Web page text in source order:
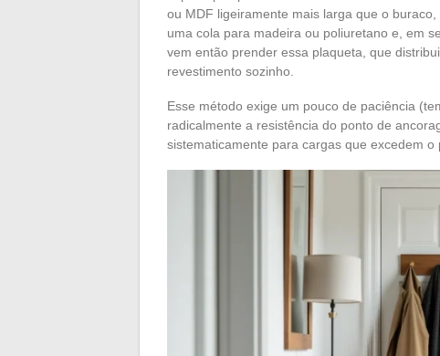
ou MDF ligeiramente mais larga que o
uma cola para madeira ou poliuretano e, em
vem então prender essa plaqueta, que
revestimento sozinho.
Esse método exige um pouco de paciência
radicalmente a resistência do ponto de
sistematicamente para cargas que excedem